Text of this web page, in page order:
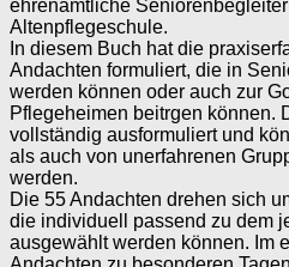
ehrenamtliche
Altenpflegeschule.
In diesem Buch hat die
Andachten formuliert, die in
werden können oder auch zur
Pflegeheimen beitrgen können.
vollständig ausformuliert und
als auch von unerfahrenen
werden.
Die 55 Andachten drehen sich
die individuell passend zu dem
ausgewählt werden können. Im